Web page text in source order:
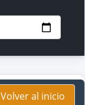
Volver al inicio